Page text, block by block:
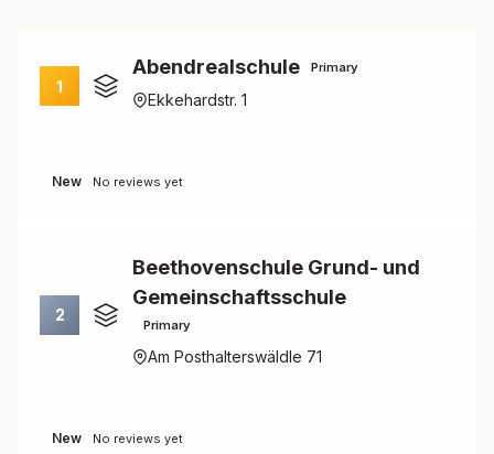
1
Abendrealschule Primary
Ekkehardstr. 1
New No reviews yet
2
Beethovenschule Grund- und
Gemeinschaftsschule
Primary
Am Posthalterswäldle 71
New No reviews yet